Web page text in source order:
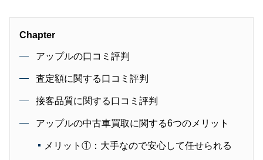
Chapter
アップルの口コミ評判
査定額に関する口コミ評判
接客品質に関する口コミ評判
アップルの中古車買取に関する6つのメリット
メリット①：大手なので安心して任せられる